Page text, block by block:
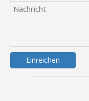
Einreichen